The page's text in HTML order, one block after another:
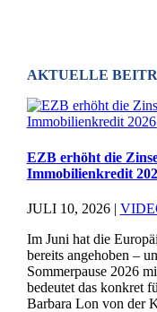
AKTUELLE
EZB erhöht die
Immobilienkredit
JULI 10, 2026|
Im Juni hat die
bereits angehoben –
Sommerpause 2026
bedeutet das konkret
Barbara Lon von der